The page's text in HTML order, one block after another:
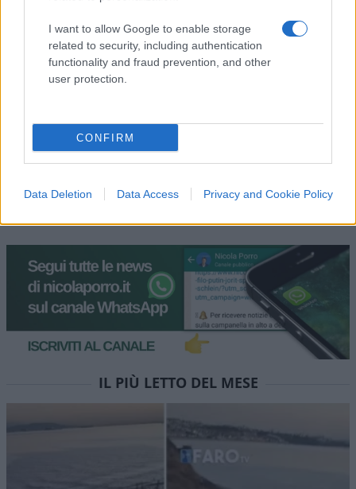
I want to allow Google to enable storage
related to security, including authentication
functionality and fraud prevention, and other
user protection.
CONFIRM
Data Deletion Data Access Privacy and Cookie Policy
primi che salteranno quando le riforme del lavoro Meloni
colpiranno loro per primi. Aspettare per vedere.
Rispondi
Carica altri commenti
IL PIÙ LETTO DEL MESE